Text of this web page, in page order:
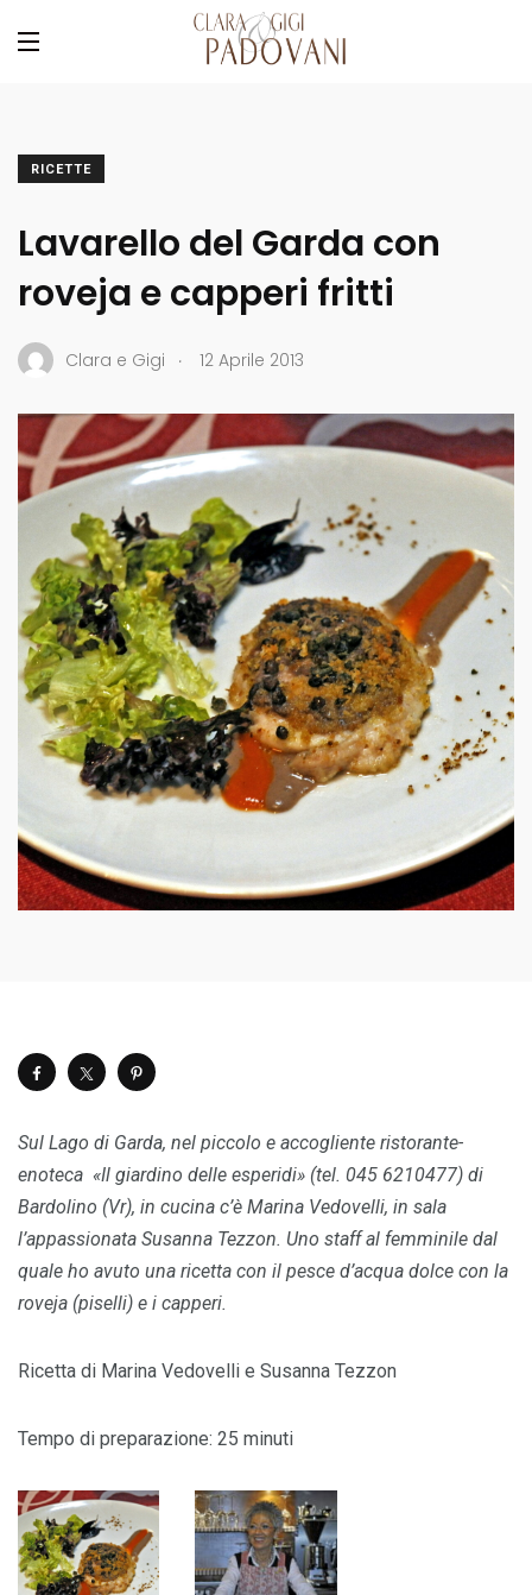
RICETTE
Lavarello del Garda con
roveja e capperi fritti
Clara e Gigi . 12 Aprile 2013
Sul Lago di Garda, nel piccolo e accogliente ristorante-
enoteca «Il giardino delle esperidi» (tel. 045 6210477) di
Bardolino (Vr), in cucina c’è Marina Vedovelli, in sala
l’appassionata Susanna Tezzon. Uno staff al femminile dal
quale ho avuto una ricetta con il pesce d’acqua dolce con la
roveja (piselli) e i capperi.
Ricetta di Marina Vedovelli e Susanna Tezzon
Tempo di preparazione: 25 minuti